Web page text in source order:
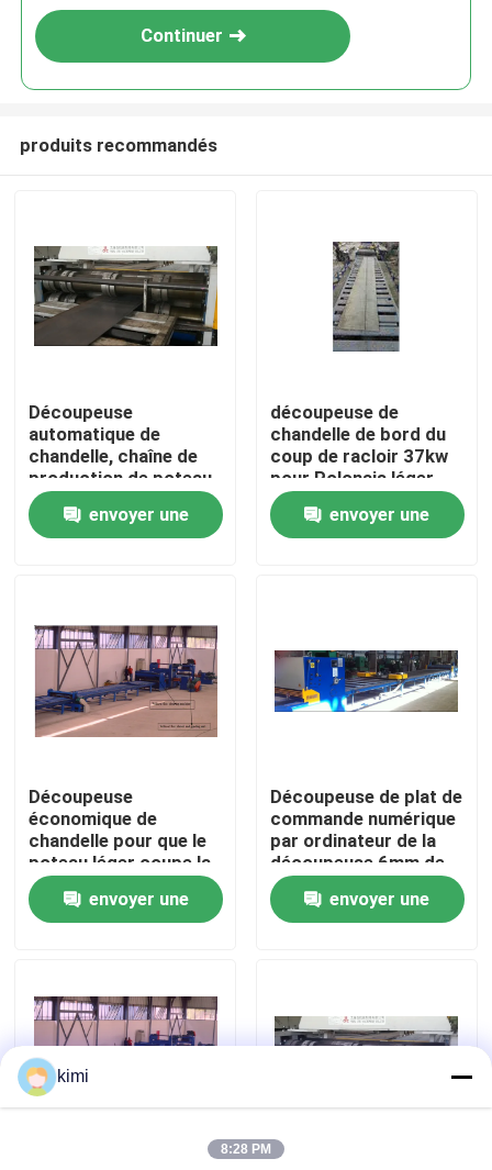
Accueil
À propos de nous
Visite de l'usine
Contrôle de qualité
Nous contacter
Cas
Demander un devis
frein de presse hydraulique de commande numérique
Continuer
produits recommandés
Découpeuse
automatique de
chandelle, chaîne de
production de poteau
de réverbère de
12000mmenvoyer une
découpeuse de
chandelle de bord du
coup de racloir 37kw
pour Polonais léger
envoyer une
Découpeuse
économique de
chandelle pour que le
poteau léger coupe la
bobine en acier en
feuille envoyer une
Découpeuse de plat de
commande numérique
par ordinateur de la
découpeuse 6mm de
chandelle de courrier
de lampeenvoyer une
kimi
8:28 PM